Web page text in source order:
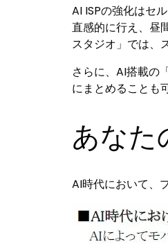
AI ISPの強化はセ
直感的に行え、昼
スタジオ」では、
さらに、AI搭載の
にまとめることも
あなた
AI時代において、